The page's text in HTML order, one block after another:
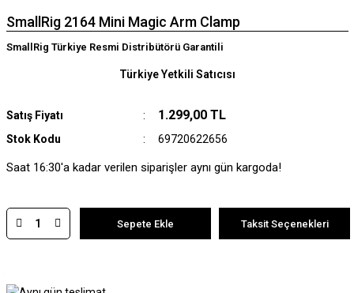
SmallRig 2164 Mini Magic Arm Clamp
SmallRig Türkiye Resmi Distribütörü Garantili
Satış Fiyatı 1.299,00 TL
Stok Kodu 69720622656
Türkiye Yetkili Satıcısı
Saat 16:30'a kadar verilen siparişler aynı gün kargoda!
Sepete Ekle Taksit Seçenekleri